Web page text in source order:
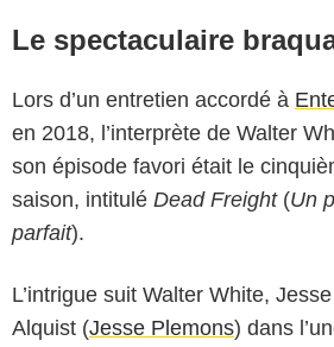
Le spectaculaire
Lors d’un entretien accordé à
en 2018, l’interprète de Walter
son épisode favori était le
saison, intitulé Dead Freight(Un
parfait).
L’intrigue suit Walter White,
Alquist (Jesse Plemons) dans